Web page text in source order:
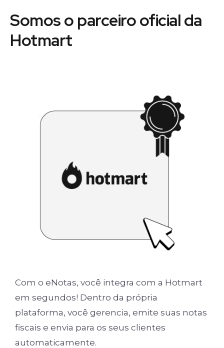
Somos o parceiro oficial da
Hotmart
Com o eNotas, você integra com a Hotmart
em segundos! Dentro da própria
plataforma, você gerencia, emite suas notas
fiscais e envia para os seus clientes
automaticamente.